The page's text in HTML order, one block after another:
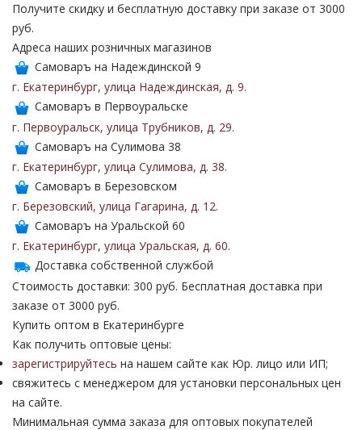
Получите скидку и бесплатную доставку при заказе от 3000
руб.
Адреса наших розничных магазинов
Самоваръ на Надеждинской 9
г. Екатеринбург, улица Надеждинская, д. 9.
Самоваръ в Первоуральске
г. Первоуральск, улица Трубников, д. 29.
Самоваръ на Сулимова 38
г. Екатеринбург, улица Сулимова, д. 38.
Самоваръ в Березовском
г. Березовский, улица Гагарина, д. 12.
Самоваръ на Уральской 60
г. Екатеринбург, улица Уральская, д. 60.
Доставка собственной службой
Стоимость доставки: 300 руб. Бесплатная доставка при
заказе от 3000 руб.
Купить оптом в Екатеринбурге
Как получить оптовые цены:
зарегистрируйтесь на нашем сайте как Юр. лицо или ИП;
свяжитесь с менеджером для установки персональных цен
на сайте.
Минимальная сумма заказа для оптовых покупателей